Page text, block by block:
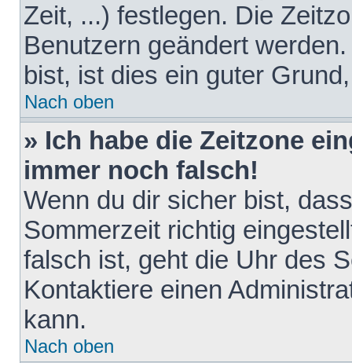
Zeit, ...) festlegen. Die
Benutzern geändert
bist, ist dies ein guter
Nach oben
» Ich habe die Zeitzone
immer noch falsch!
Wenn du dir sicher bist,
Sommerzeit richtig
falsch ist, geht die Uhr des
Kontaktiere einen
kann.
Nach oben